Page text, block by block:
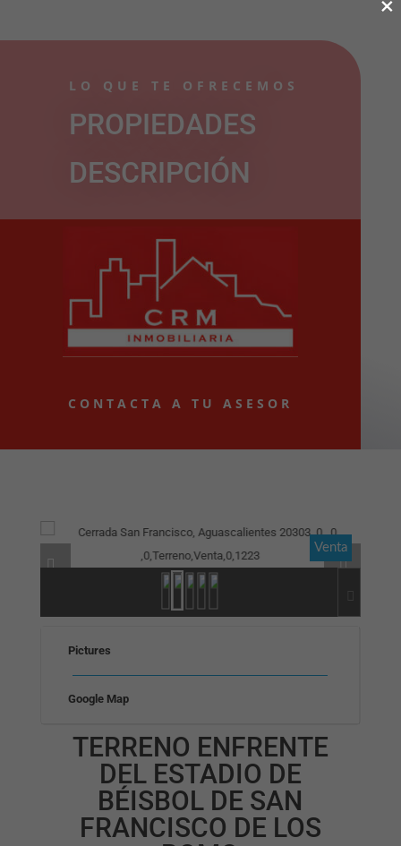
LO QUE TE OFRECEMOS
PROPIEDADES
DESCRIPCIÓN
CONTACTA A TU ASESOR
Venta
Pictures
Google Map
TERRENO ENFRENTE
DEL ESTADIO DE
BÉISBOL DE SAN
FRANCISCO DE LOS